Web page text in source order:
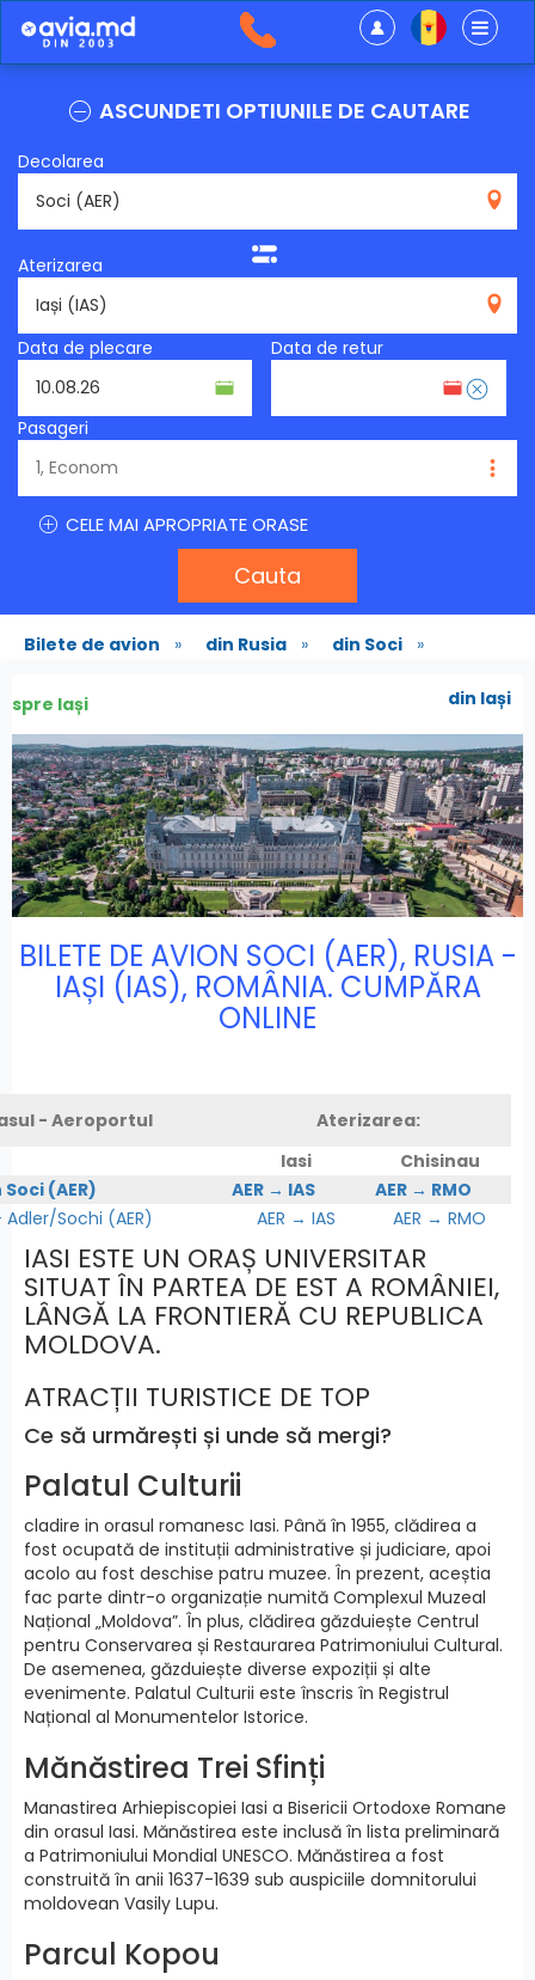
ASCUNDETI OPTIUNILE DE CAUTARE
Decolarea
Aterizarea
Data de plecare
Data de retur
Pasageri
CELE MAI APROPRIATE ORASE
Cauta
Bilete de avion » din Rusia » din Soci »
spre Iași din Iași
BILETE DE AVION SOCI (AER), RUSIA -
IAȘI (IAS), ROMÂNIA. CUMPĂRA
ONLINE
- Aeroportul
Aterizarea:
Iasi
Chisinau
(AER)
AER → IAS
AER → RMO
Sochi (AER)
AER → IAS AER → RMO
IASI ESTE UN ORAȘ UNIVERSITAR
SITUAT ÎN PARTEA DE EST A ROMÂNIEI,
LÂNGĂ LA FRONTIERĂ CU REPUBLICA
MOLDOVA.
ATRACȚII TURISTICE DE TOP
Ce să urmărești și unde să mergi?
Palatul Culturii
cladire in orasul romanesc Iasi. Până în 1955, clădirea a
fost ocupată de instituții administrative și judiciare, apoi
acolo au fost deschise patru muzee. În prezent, aceștia
fac parte dintr-o organizație numită Complexul Muzeal
Național „Moldova”. În plus, clădirea găzduiește Centrul
pentru Conservarea și Restaurarea Patrimoniului Cultural.
De asemenea, găzduiește diverse expoziții și alte
evenimente. Palatul Culturii este înscris în Registrul
Național al Monumentelor Istorice.
Mănăstirea Trei Sfinți
Manastirea Arhiepiscopiei Iasi a Bisericii Ortodoxe Romane
din orasul Iasi. Mănăstirea este inclusă în lista preliminară
a Patrimoniului Mondial UNESCO. Mănăstirea a fost
construită în anii 1637-1639 sub auspiciile domnitorului
moldovean Vasily Lupu.
Parcul Kopou